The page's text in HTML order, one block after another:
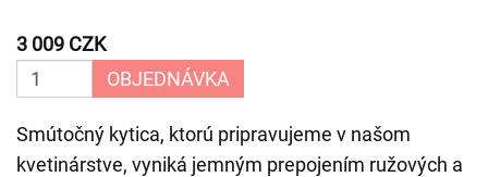
3 009 CZK
OBJEDNÁVKA
Smútočný kytica, ktorú pripravujeme v našom
kvetinárstve, vyniká jemným prepojením ružových a